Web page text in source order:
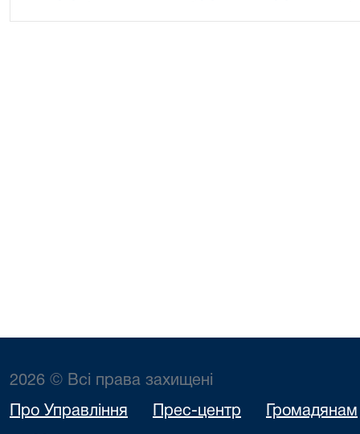
2026 © Всі права захищені
Про Управління Прес-центр Громадянам